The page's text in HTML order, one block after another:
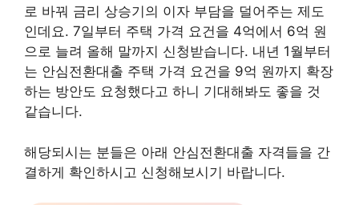
로 바꿔 금리 상승기의 이자 부담을 덜어주는 제도
인데요. 7일부터 주택 가격 요건을 4억에서 6억 원
으로 늘려 올해 말까지 신청받습니다. 내년 1월부터
는 안심전환대출 주택 가격 요건을 9억 원까지 확장
하는 방안도 요청했다고 하니 기대해봐도 좋을 것
같습니다.
해당되시는 분들은 아래 안심전환대출 자격들을 간
결하게 확인하시고 신청해보시기 바랍니다.